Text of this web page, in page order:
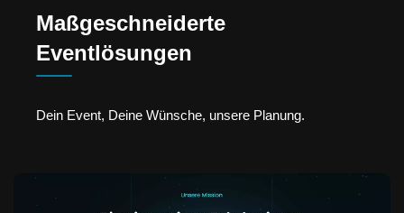
Maßgeschneiderte
Eventlösungen
Dein Event, Deine Wünsche, unsere Planung.